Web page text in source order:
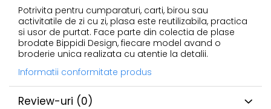
Potrivita pentru cumparaturi, carti, birou sau
activitatile de zi cu zi, plasa este reutilizabila, practica
si usor de purtat. Face parte din colectia de plase
brodate Bippidi Design, fiecare model avand o
broderie unica realizata cu atentie la detalii.
Informatii conformitate produs
Review-uri (0)